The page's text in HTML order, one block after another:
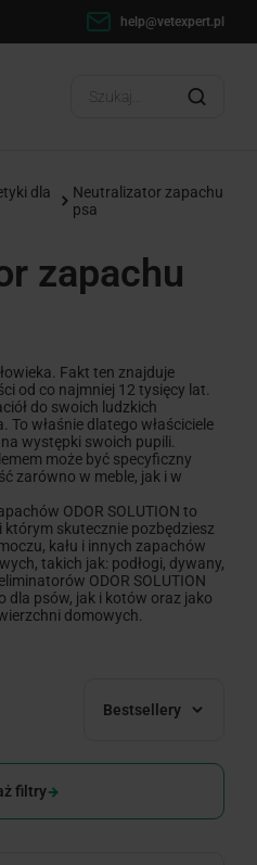
help@vetexpert.pl
dla
Neutralizator zapachu
psa
zapachu
Fakt ten znajduje
od co najmniej 12 tysięcy lat.
do swoich ludzkich
To właśnie dlatego właściciele
występki swoich pupili.
może być specyficzny
zarówno w meble, jak i w
ODOR SOLUTION to
skutecznie pozbędziesz
kału i innych zapachów
takich jak: podłogi, dywany,
ODOR SOLUTION
dla psów, jak i kotów oraz jako
domowych.
Bestsellery
filtry